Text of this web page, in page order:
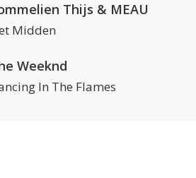
Thijs & MEAU
Midden
Weeknd
In The Flames